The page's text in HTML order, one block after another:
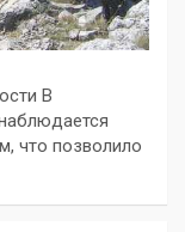
В
что позволило